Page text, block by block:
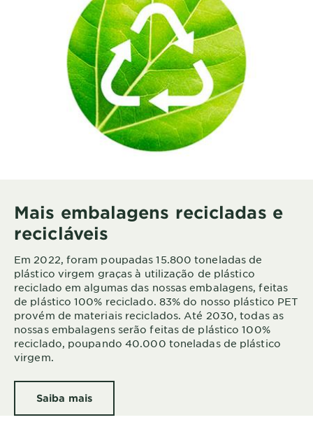
Mais embalagens recicladas e
recicláveis
Em 2022, foram poupadas 15.800 toneladas de
plástico virgem graças à utilização de plástico
reciclado em algumas das nossas embalagens, feitas
de plástico 100% reciclado. 83% do nosso plástico PET
provém de materiais reciclados. Até 2030, todas as
nossas embalagens serão feitas de plástico 100%
reciclado, poupando 40.000 toneladas de plástico
virgem.
Saiba mais